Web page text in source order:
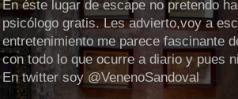
En éste lugar de escape no pretendo
psicólogo gratis. Les advierto,voy a
entretenimiento me parece fascinante
con todo lo que ocurre a diario y pues
En twitter soy @VenenoSandoval